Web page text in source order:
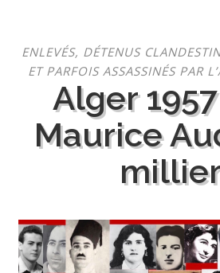
contenu
ENLEVÉS, DÉTENUS
ET PARFOIS ASSASSINÉS PAR
Alger
Maurice